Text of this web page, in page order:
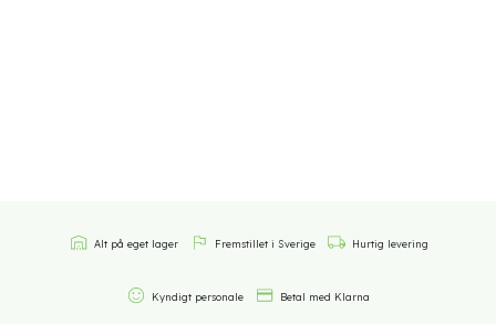
Alt på eget lager Fremstillet i Sverige Hurtig levering
Kyndigt personale Betal med Klarna